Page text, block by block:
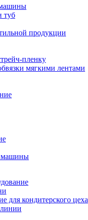
туб
продукции
пленку
мягкими лентами
машины
для кондитерского цеха